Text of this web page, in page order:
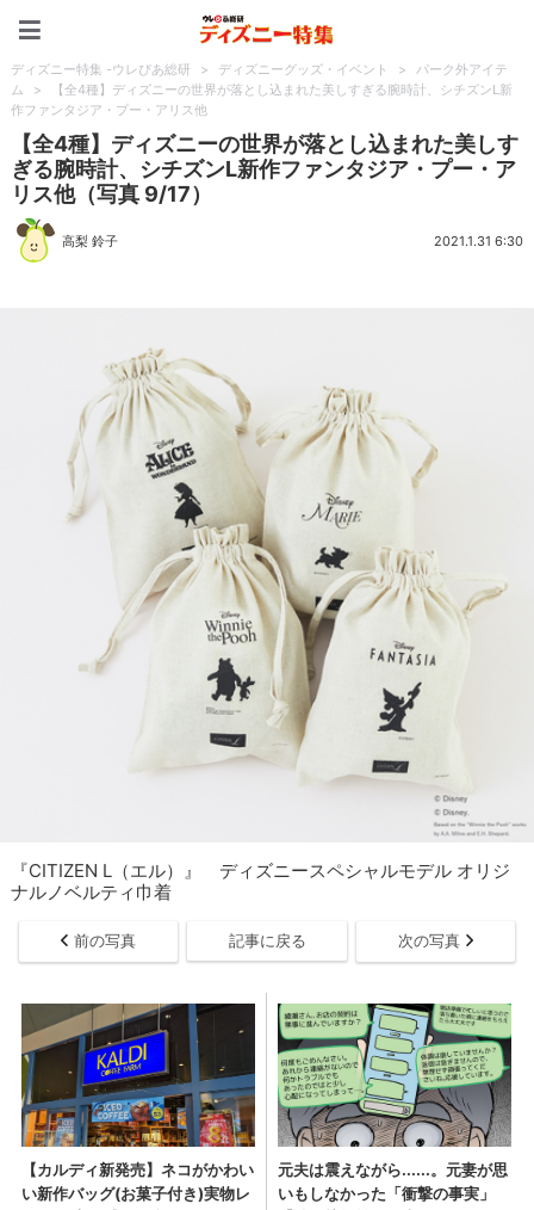
ディズニー特集 -ウレぴあ総研 > ディズニーグッズ・イベント >
パーク外アイテ
ム
>
【全4種】ディズニーの世界が落とし込まれた美しすぎる腕時計、シチズンL新
作ファンタジア・プー・アリス他
【全4種】ディズニーの世界が落とし込まれた美しす
ぎる腕時計、シチズンL新作ファンタジア・プー・ア
リス他（写真 9/17）
高梨 鈴子 2021.1.31 6:30
『CITIZEN L（エル）』 ディズニースペシャルモデル オリジ
ナルノベルティ巾着
前の写真 記事に戻る 次の写真